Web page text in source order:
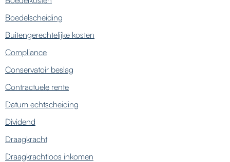
Boedelscheiding
Buitengerechtelijke kosten
Compliance
Conservatoir beslag
Contractuele rente
Datum echtscheiding
Dividend
Draagkracht
Draagkrachtloos inkomen